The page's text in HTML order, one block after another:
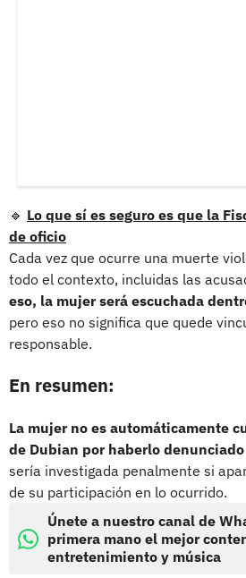
🔹 Lo que sí es seguro es que la
de oficio
Cada vez que ocurre una muerte
todo el contexto, incluidas las
eso, la mujer será escuchada
pero eso no significa que quede
responsable.
En resumen:
La mujer no es automáticamente
de Dubian por haberlo denunciado
sería investigada penalmente si
de su participación en lo ocurrido.
Únete a nuestro canal de
primera mano el mejor
entretenimiento y música